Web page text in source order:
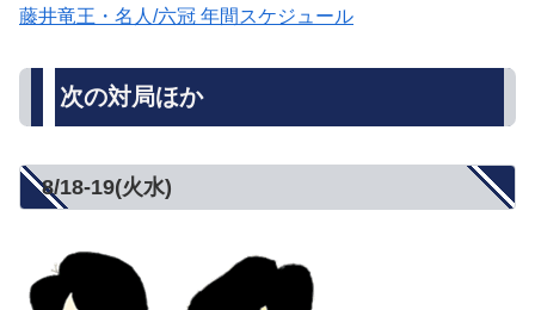
藤井竜王・名人/六冠 年間スケジュール
次の対局ほか
8/18-19(火水)